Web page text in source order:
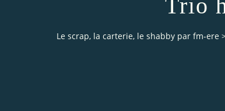
Trio
Le scrap, la carterie, le shabby par fm-ere